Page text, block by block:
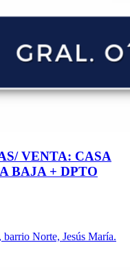
VENTA: CASA
BAJA + DPTO
Norte, Jesús María.